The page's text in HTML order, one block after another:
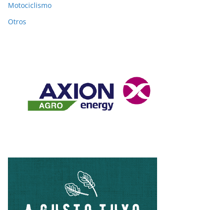
Motociclismo
Otros